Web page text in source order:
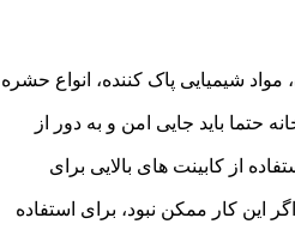
مواد شیمیایی پاک کننده، انواع حشره
باید جایی امن و به دور از
از کابینت های بالایی برای
این کار ممکن نبود، برای استفاده